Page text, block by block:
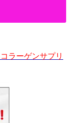
コラーゲンサプリ